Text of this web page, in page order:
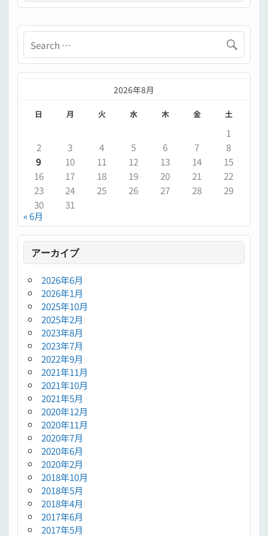
2026年8月
日 月 火 水 木 金 土
1
2
3 4 5 6 7
8
9
10 11 12 13 14
15
16
17 18 19 20 21
22
23
24 25 26 27 28
29
30
31
« 6月
アーカイブ
2026年6月
2026年1月
2025年10月
2025年2月
2023年8月
2023年7月
2022年9月
2021年11月
2021年10月
2021年5月
2020年12月
2020年11月
2020年7月
2020年6月
2020年2月
2018年10月
2018年5月
2018年4月
2017年6月
2017年5月